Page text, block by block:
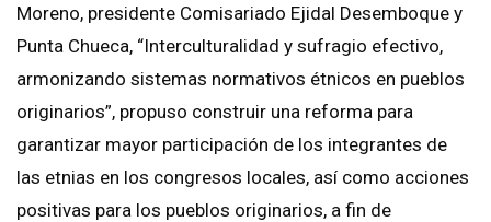
Moreno, presidente Comisariado Ejidal Desemboque y
Punta Chueca, “Interculturalidad y sufragio efectivo,
armonizando sistemas normativos étnicos en pueblos
originarios”, propuso construir una reforma para
garantizar mayor participación de los integrantes de
las etnias en los congresos locales, así como acciones
positivas para los pueblos originarios, a fin de